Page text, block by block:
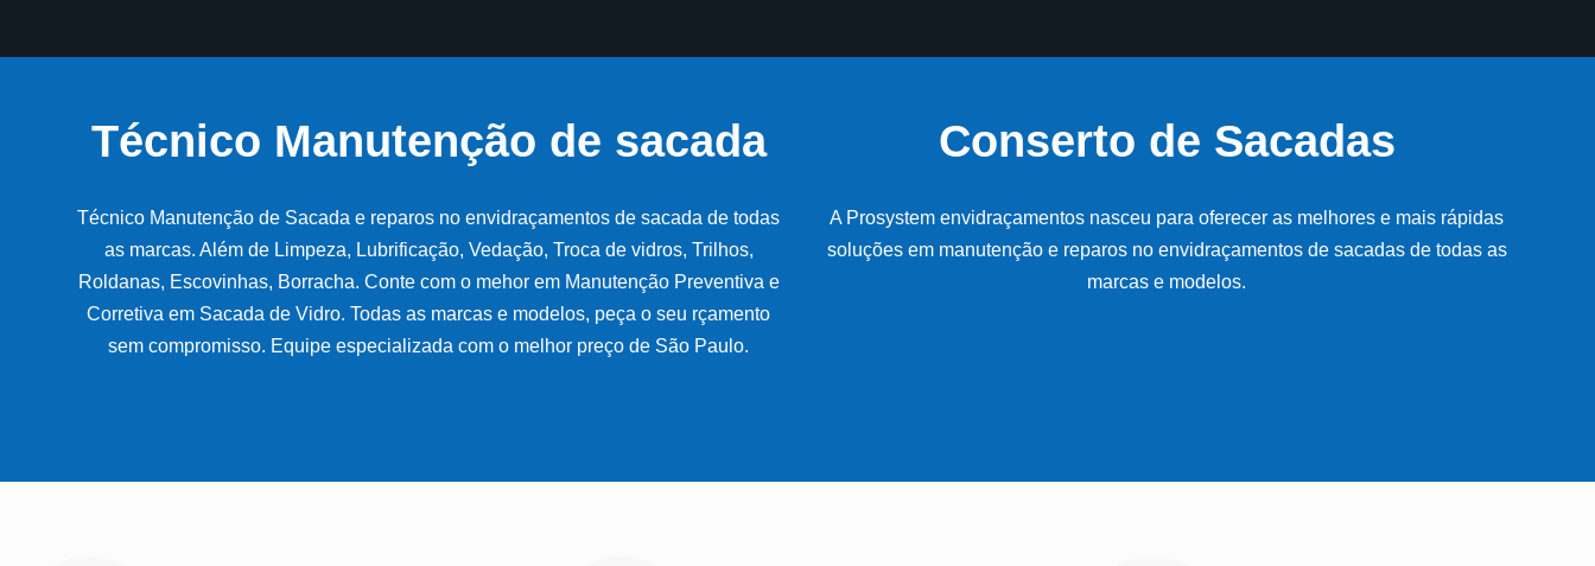
Técnico Manutenção de sacada
Técnico Manutenção de Sacada e reparos no envidraçamentos de sacada de todas
as marcas. Além de Limpeza, Lubrificação, Vedação, Troca de vidros, Trilhos,
Roldanas, Escovinhas, Borracha. Conte com o mehor em Manutenção Preventiva e
Corretiva em Sacada de Vidro. Todas as marcas e modelos, peça o seu rçamento
sem compromisso. Equipe especializada com o melhor preço de São Paulo.
Conserto de Sacadas
A Prosystem envidraçamentos nasceu para oferecer as melhores e mais rápidas
soluções em manutenção e reparos no envidraçamentos de sacadas de todas as
marcas e modelos.